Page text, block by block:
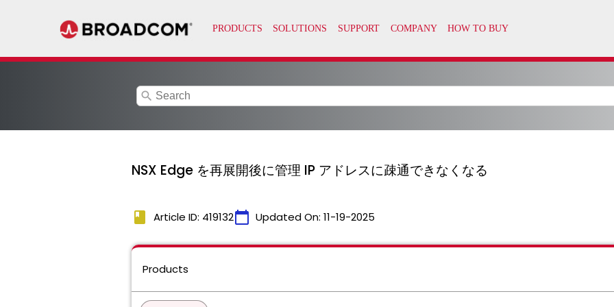
search
NSX Edge を再展開後に管理 IP アドレスに疎通できなくなる
book Article ID: 419132calendar_today Updated On: 11-19-2025
Products